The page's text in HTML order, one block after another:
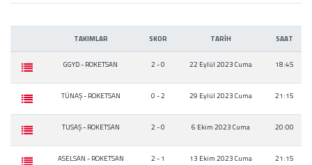
TAKIMLAR SKOR TARİH SAAT
GGYD - ROKETSAN 2 - 0 22 Eylül 2023 Cuma 18:45
TÜNAŞ - ROKETSAN 0 - 2 29 Eylül 2023 Cuma 21:15
TUSAŞ - ROKETSAN 2 - 0 6 Ekim 2023 Cuma 20:00
ASELSAN - ROKETSAN 2 - 1 13 Ekim 2023 Cuma 21:15